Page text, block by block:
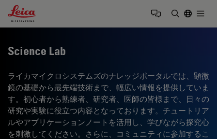
Leica Microsystems Logo
Science Lab
ライカマイクロシステムズのナレッジポータルでは、顕微
鏡の基礎から最先端技術まで、幅広い情報を提供していま
す。初心者から熟練者、研究者、医師の皆様まで、日々の
研究や実験に役立つ内容となっております。チュートリア
ルやアプリケーションノートを活用し、学びながら探究心
を刺激してください。さらに、コミュニティに参加するこ